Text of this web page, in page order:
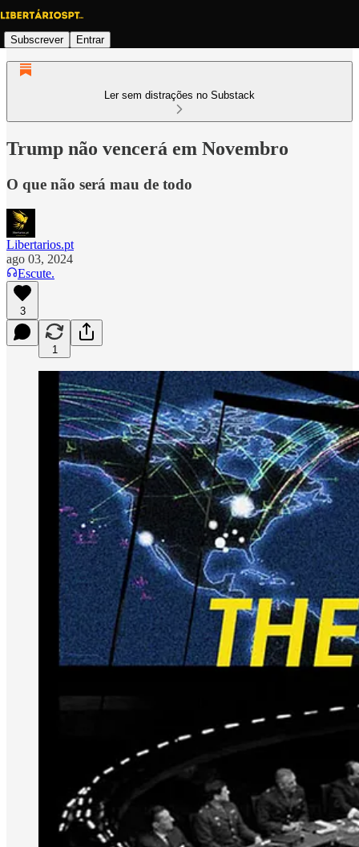
Subscrever Entrar
Ler sem distrações no Substack
Trump não vencerá em Novembro
O que não será mau de todo
Libertarios.pt
ago 03, 2024
Escute.
3
1